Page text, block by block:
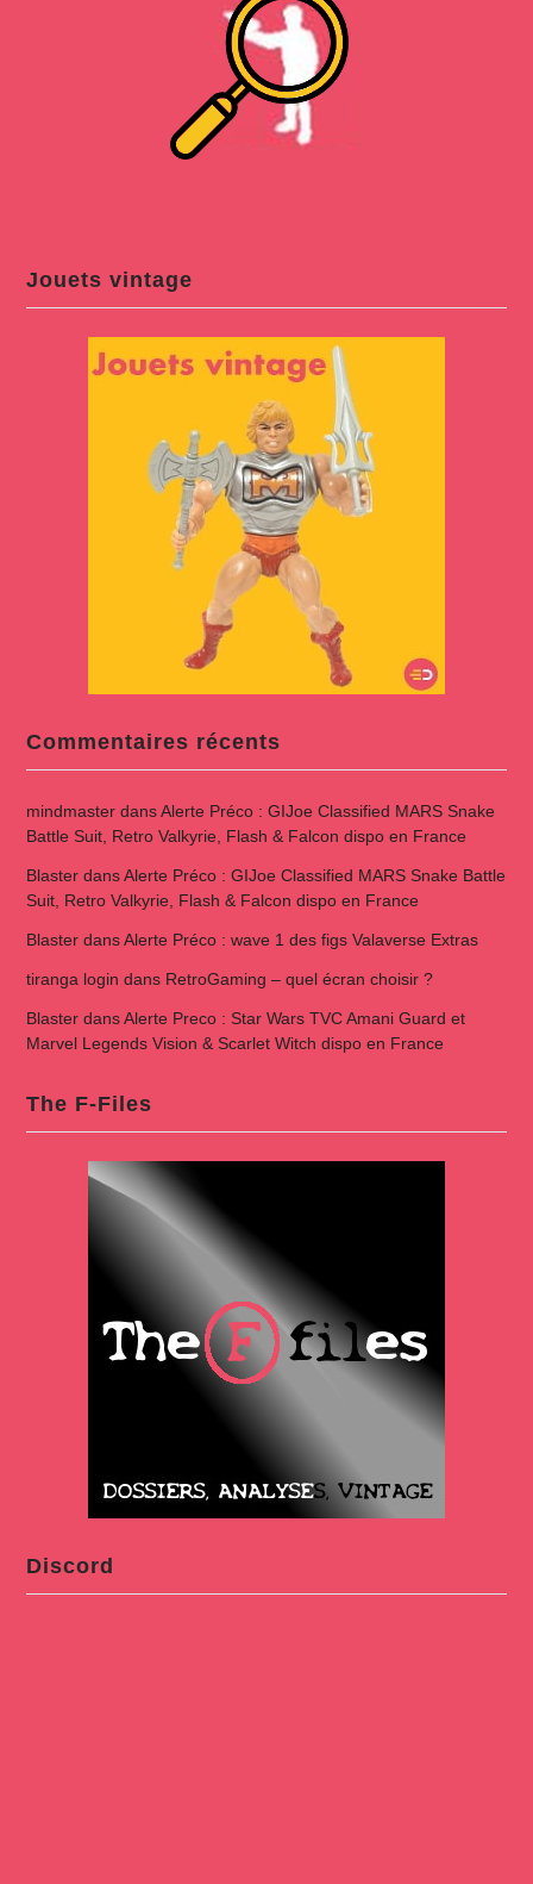
Jouets vintage
Commentaires récents
mindmasterdansAlerte Préco : GIJoe Classified MARS Snake
Battle Suit, Retro Valkyrie, Flash & Falcon dispo en France
BlasterdansAlerte Préco : GIJoe Classified MARS Snake Battle
Suit, Retro Valkyrie, Flash & Falcon dispo en France
BlasterdansAlerte Préco : wave 1 des figs Valaverse Extras
tiranga login dans RetroGaming – quel écran choisir ?
BlasterdansAlerte Preco : Star Wars TVC Amani Guard et
Marvel Legends Vision & Scarlet Witch dispo en France
The F-Files
Discord